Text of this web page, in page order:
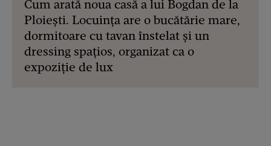
Cum arată noua casă a lui Bogdan de la
Ploiești. Locuința are o bucătărie mare,
dormitoare cu tavan înstelat și un
dressing spațios, organizat ca o
expoziție de lux